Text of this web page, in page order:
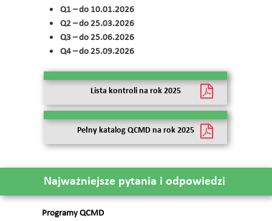
Q1 – do 10.01.2026
Q2 – do 25.03.2026
Q3 – do 25.06.2026
Q4 – do 25.09.2026
Najważniejsze pytania i odpowiedzi
Programy QCMD
Lista kontroli na rok 2025
Pełny katalog QCMD na rok 2025